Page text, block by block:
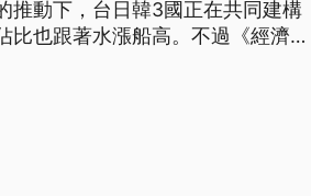
推動下，台日韓3國正在共同建構
也跟著水漲船高。不過《經濟學
學人》表示，單押AI產業恐怕會是